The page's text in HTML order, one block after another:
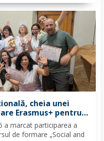
cheia unei
Erasmus+ pentru
la Școala
Dorohoi - FOTO
a marcat participarea a
de formare „Social and